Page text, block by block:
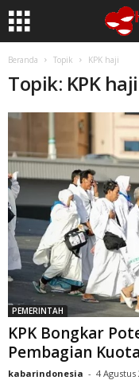
Beranda Topik KPK haji
Topik: KPK haji
PEMERINTAH
KPK Bongkar
Pembagian
kabarindonesia - 4 Agustus